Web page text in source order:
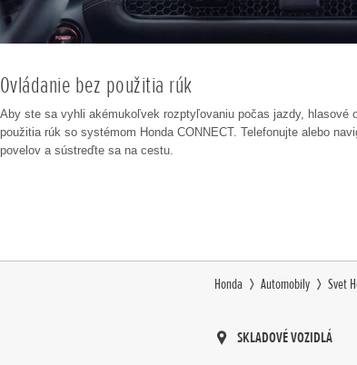
Ovládanie bez použitia rúk
Aby ste sa vyhli akémukoľvek rozptyľovaniu počas jazdy, hlasové
použitia rúk so systémom Honda CONNECT. Telefonujte alebo
povelov a sústreďte sa na cestu.
Honda Automobily Svet
SKLADOVÉ VOZIDLÁ